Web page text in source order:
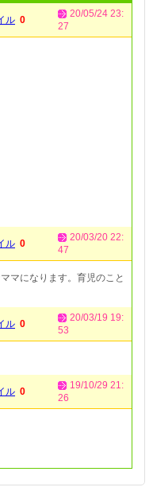
ル 0
20/05/24 23:
27
ル 0
20/03/20 22:
47
マになります。育児のこと
ル 0
20/03/19 19:
53
ル 0
19/10/29 21:
26